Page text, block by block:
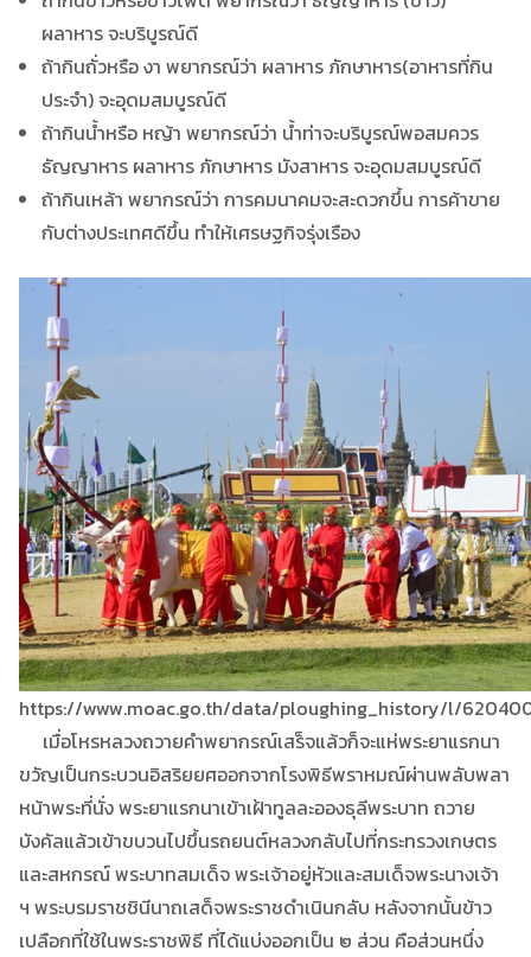
ผลาหาร จะบริบูรณ์ดี
ถ้ากินถั่วหรือ งา พยากรณ์ว่า ผลาหาร ภักษาหาร(อาหารที่กิน
ประจำ) จะอุดมสมบูรณ์ดี
ถ้ากินน้ำหรือ หญ้า พยากรณ์ว่า น้ำท่าจะบริบูรณ์พอสมควร
ธัญญาหาร ผลาหาร ภักษาหาร มังสาหาร จะอุดมสมบูรณ์ดี
ถ้ากินเหล้า พยากรณ์ว่า การคมนาคมจะสะดวกขึ้น การค้าขาย
กับต่างประเทศดีขึ้น ทำให้เศรษฐกิจรุ่งเรือง
https://www.moac.go.th/data/ploughing_history/l/
เมื่อโหรหลวงถวายคำพยากรณ์เสร็จแล้วก็จะแห่พระยาแรกนา
ขวัญเป็นกระบวนอิสริยยศออกจากโรงพิธีพราหมณ์ผ่านพลับพลา
หน้าพระที่นั่ง พระยาแรกนาเข้าเฝ้าทูลละอองธุลีพระบาท ถวาย
บังคัลแล้วเข้าขบวนไปขึ้นรถยนต์หลวงกลับไปที่กระทรวงเกษตร
และสหกรณ์ พระบาทสมเด็จ พระเจ้าอยู่หัวและสมเด็จพระนางเจ้า
ฯ พระบรมราชชินีนาถเสด็จพระราชดำเนินกลับ หลังจากนั้นข้าว
เปลือกที่ใช้ในพระราชพิธี ที่ได้แบ่งออกเป็น ๒ ส่วน คือส่วนหนึ่ง